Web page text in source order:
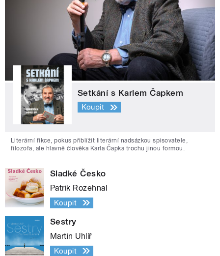
Setkání s Karlem Čapkem
Koupit
Literární fikce, pokus přiblížit literární nadsázkou spisovatele,
filozofa, ale hlavně člověka Karla Čapka trochu jinou formou.
Sladké Česko
Patrik Rozehnal
Koupit
Sestry
Martin Uhlíř
Koupit